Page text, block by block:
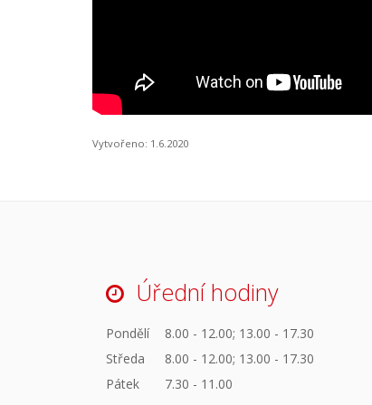
Vytvořeno: 1.6.2020
Úřední hodiny
Pondělí
8.00 - 12.00; 13.00 - 17.30
Středa
8.00 - 12.00; 13.00 - 17.30
Pátek
7.30 - 11.00